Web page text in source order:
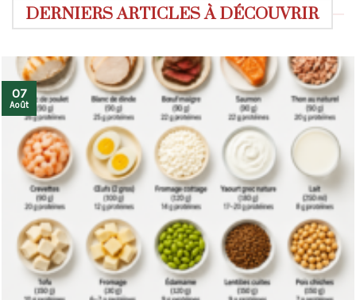
DERNIERS ARTICLES À DÉCOUVRIR
07
Août